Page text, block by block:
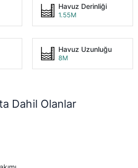
Havuz Derinliği
1.55M
Havuz Uzunluğu
8M
Dahil Olanlar